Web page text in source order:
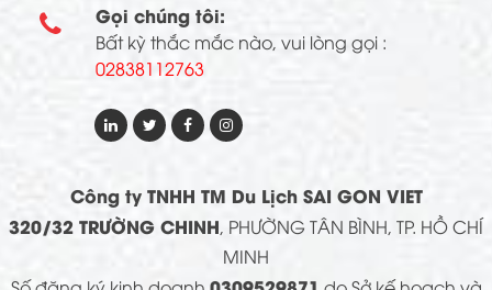
 Gọi chúng tôi:
Bất kỳ thắc mắc nào, vui lòng gọi :
02838112763
Công ty TNHH TM Du Lịch SAI GON VIET
320/32 TRƯỜNG CHINH, PHƯỜNG TÂN BÌNH, TP. HỒ CHÍ
MINH